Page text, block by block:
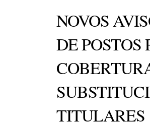
NOVOS
DE POSTOS
TITULARES